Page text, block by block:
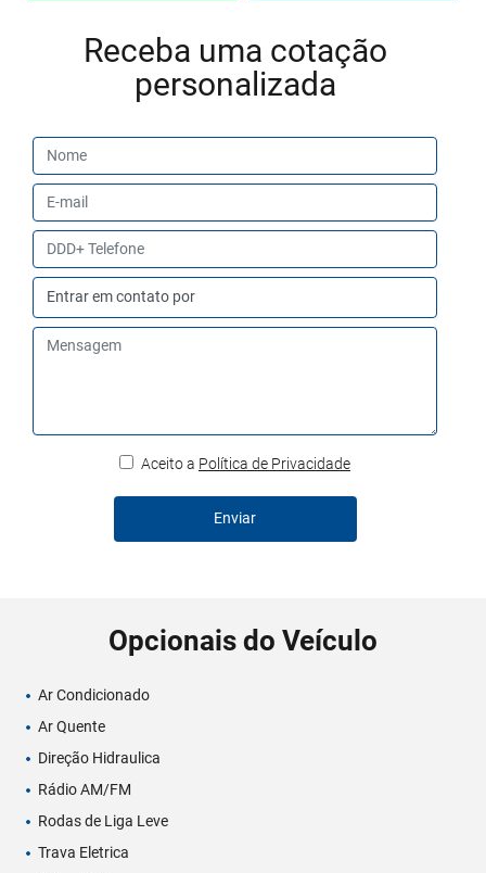
Receba uma cotação
personalizada
Aceito a Política de Privacidade
Enviar
Opcionais do Veículo
Ar Condicionado
Ar Quente
Direção Hidraulica
Rádio AM/FM
Rodas de Liga Leve
Trava Eletrica